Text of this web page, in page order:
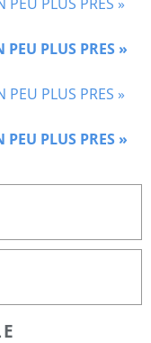
PEU PLUS PRES »
PEU PLUS PRES »